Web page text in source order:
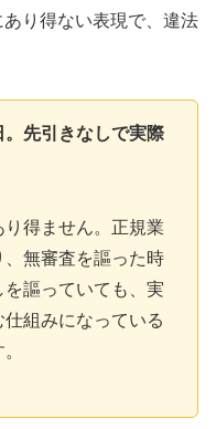
り得ない表現で、違法
。先引きなしで実際
り得ません。正規業
無審査を謳った時
謳っていても、実
組みになっている